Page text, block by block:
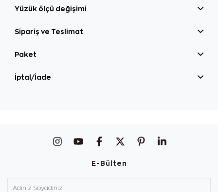
Yüzük ölçü değişimi
Sipariş ve Teslimat
Paket
İptal/İade
E-Bülten